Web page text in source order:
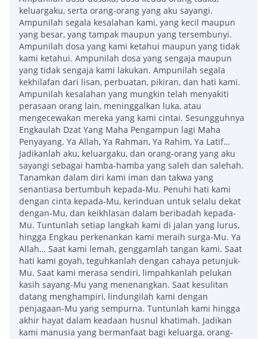
keluargaku, serta orang-orang yang aku sayangi.
Ampunilah segala kesalahan kami, yang kecil maupun
yang besar, yang tampak maupun yang tersembunyi.
Ampunilah dosa yang kami ketahui maupun yang tidak
kami ketahui. Ampunilah dosa yang sengaja maupun
yang tidak sengaja kami lakukan. Ampunilah segala
kekhilafan dari lisan, perbuatan, pikiran, dan hati kami.
Ampunilah kesalahan yang mungkin telah menyakiti
perasaan orang lain, meninggalkan luka, atau
mengecewakan mereka yang kami cintai. Sesungguhnya
Engkaulah Dzat Yang Maha Pengampun lagi Maha
Penyayang. Ya Allah, Ya Rahman, Ya Rahim, Ya Latif…
Jadikanlah aku, keluargaku, dan orang-orang yang aku
sayangi sebagai hamba-hamba yang saleh dan salehah.
Tanamkan dalam diri kami iman dan takwa yang
senantiasa bertumbuh kepada-Mu. Penuhi hati kami
dengan cinta kepada-Mu, kerinduan untuk selalu dekat
dengan-Mu, dan keikhlasan dalam beribadah kepada-
Mu. Tuntunlah setiap langkah kami di jalan yang lurus,
hingga Engkau perkenankan kami meraih surga-Mu. Ya
Allah… Saat kami lemah, genggamlah tangan kami. Saat
hati kami goyah, teguhkanlah dengan cahaya petunjuk-
Mu. Saat kami merasa sendiri, limpahkanlah pelukan
kasih sayang-Mu yang menenangkan. Saat kesulitan
datang menghampiri, lindungilah kami dengan
penjagaan-Mu yang sempurna. Tuntunlah kami hingga
akhir hayat dalam keadaan husnul khatimah. Jadikan
kami manusia yang bermanfaat bagi keluarga, orang-